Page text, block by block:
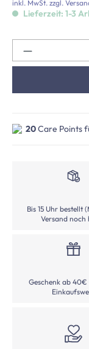
Read
43
Link
auf
derselben
Seite.
inkl. MwSt. zzgl.
Lieferzeit: 1-3
20Care Points
Bis 15 Uhr bestellt
Versand noch
Geschenk ab